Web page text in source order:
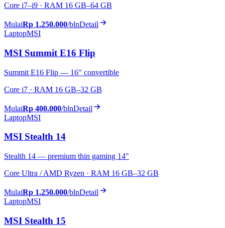
Core i7–i9 · RAM 16 GB–64 GB
MulaiRp 1.250.000/blnDetail
LaptopMSI
MSI Summit E16 Flip
Summit E16 Flip — 16" convertible
Core i7 · RAM 16 GB–32 GB
MulaiRp 400.000/blnDetail
LaptopMSI
MSI Stealth 14
Stealth 14 — premium thin gaming 14"
Core Ultra / AMD Ryzen · RAM 16 GB–32 GB
MulaiRp 1.250.000/blnDetail
LaptopMSI
MSI Stealth 15